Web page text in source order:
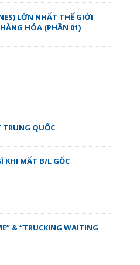
LỚN NHẤT THẾ GIỚI
HÓA (PHẦN 01)
QUỐC
KHI MẤT B/L GỐC
& “TRUCKING WAITING